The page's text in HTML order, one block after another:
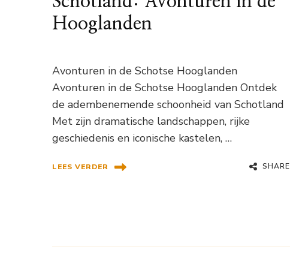
Hooglanden
Avonturen in de Schotse Hooglanden
Avonturen in de Schotse Hooglanden Ontdek
de adembenemende schoonheid van Schotland
Met zijn dramatische landschappen, rijke
geschiedenis en iconische kastelen, …
LEES VERDER SHARE